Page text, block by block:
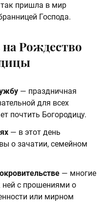
пришла в мир
Господа.
Рождество
— праздничная
для всех
почтить Богородицу.
— в этот день
о зачатии, семейном
— многие
с прошениями о
или мирном